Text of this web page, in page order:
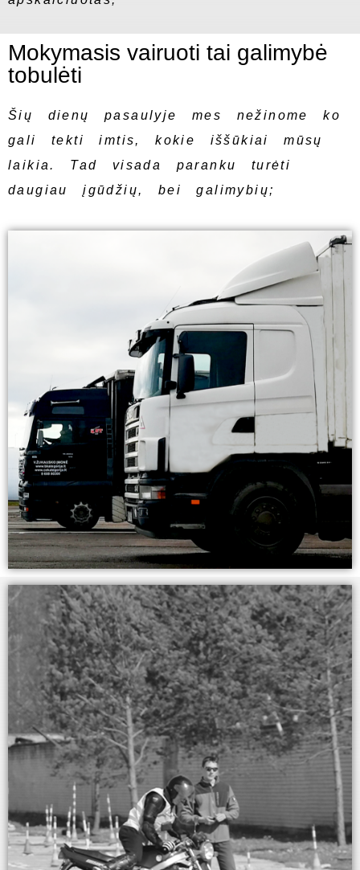
Mokymasis vairuoti tai galimybė
tobulėti
Šių dienų pasaulyje mes nežinome ko
gali tekti imtis, kokie iššūkiai mūsų
laikia. Tad visada paranku turėti
daugiau įgūdžių, bei galimybių;